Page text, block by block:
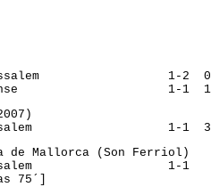
CD Margaritense - CD
UD
CD Ferriolense - CD
de Mallorca (Son Ferriol)
CD Ferriolense - CD Binissalem			 1-1
75´]